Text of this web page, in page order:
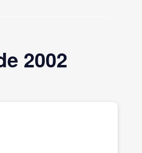
2002